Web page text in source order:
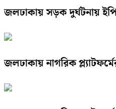
জলঢাকায় সড়ক দুর্ঘটনায়
জলঢাকায় নাগরিক